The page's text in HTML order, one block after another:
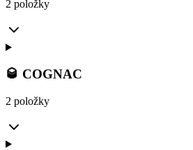
2 položky
🥃 COGNAC
2 položky